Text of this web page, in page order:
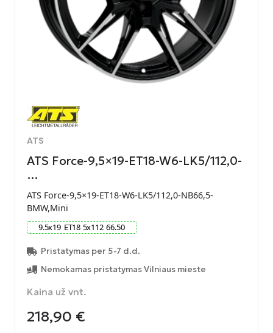
ATS
ATS Force-9,5×19-ET18-W6-LK5/112,0-
…
ATS Force-9,5×19-ET18-W6-LK5/112,0-NB66,5-
BMW,Mini
9.5x19 ET18 5x112 66.50
Pristatymas per 5-7 d.d.
Nemokamas pristatymas Vilniaus mieste
Kaina už vnt.
218,90 €